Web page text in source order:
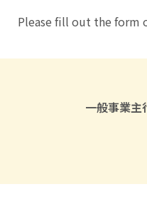
Please fill out the form
一般事業主